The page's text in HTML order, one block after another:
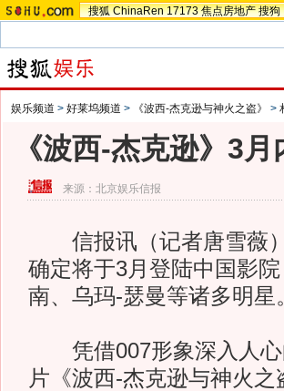
搜狐 ChinaRen 17173 焦点房地产 搜狗
娱乐频道 > 好莱坞频道 > 《波西-杰克逊与神火之盗》 >
《波西-杰克逊》3
来源： 北京娱乐信报
信报讯（记者唐雪薇）
确定将于3月登陆中国影
南、乌玛-瑟曼等诸多明星
凭借007形象深入人心
片《波西-杰克逊与神火